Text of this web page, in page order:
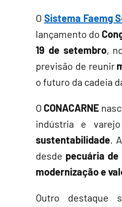
O Sistema Faemg
lançamento do
19 de setembro,
previsão de reunir
o futuro da cadeia
O CONACARNE
indústria e
sustentabilidade.
desde pecuária
modernização e
Outro